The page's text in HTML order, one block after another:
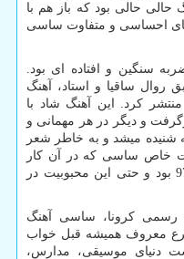
حالی بود که باز هم با
احساسی و متفاوت ساسی
آخر ساسی در سال 97، ضربه سنگین و افتاده ای بود.
97، باز هم طبق روال ساقیا و استاد، آهنگ
کرد. این آهنگ شاد با
مردم را دربرگرفت و دیگر در هر مهمانی و
شنیده میشد و به خاطر شعر
خاص ساسی که در آن کار
رفت، از محبوبترین آهنگ های سال 97 بود و حتی این محبوبیت در
از شروع رسمی کرونا، ساسی آهنگ
معروف همیشه قبل خواب
دنیای موسیقی، مدارس،